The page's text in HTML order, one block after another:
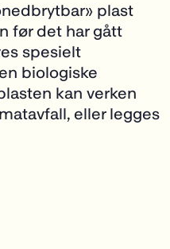
plast
før det har gått
spesielt
biologiske
kan verken
eller legges